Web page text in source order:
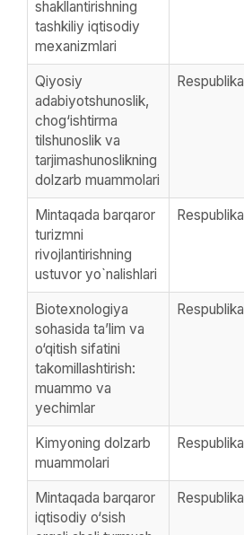
shakllantirishning
tashkiliy iqtisodiy
mexanizmlari
Qiyosiy
adabiyotshunoslik,
chog‘ishtirma
tilshunoslik va
tarjimashunoslikning
dolzarb muammolari
Respublika
Mintaqada barqaror
turizmni
rivojlantirishning
ustuvor yo`nalishlari
Respublika
Biotexnologiya
sohasida ta’lim va
o‘qitish sifatini
takomillashtirish:
muammo va
yechimlar
Respublika
Kimyoning dolzarb
muammolari
Respublika
Mintaqada barqaror
iqtisodiy o‘sish
Respublika